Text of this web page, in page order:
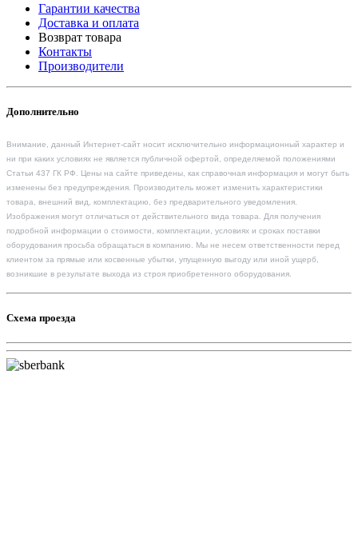
Гарантии качества
Доставка и оплата
Возврат товара
Контакты
Производители
Дополнительно
Внимание, данный Интернет-сайт носит исключительно информационный характер и
ни при каких условиях не является публичной офертой, определяемой положениями
Статьи 437 ГК РФ. Цены на сайте приведены, как справочная информация и могут быть
изменены без предупреждения. Производитель может изменить характеристики
товара, внешний вид, комплектацию, без предварительного уведомления.
Изображения могут отличаться от действительного вида товара. Для получения
подробной информации о стоимости, комплектации, условиях и сроках поставки
оборудования просьба обращаться в компанию. Мы не несем ответственности перед
клиентом за прямые или косвенные убытки, упущенную выгоду или иной ущерб,
возникшие в результате выхода из строя приобретенного оборудования.
Схема проезда